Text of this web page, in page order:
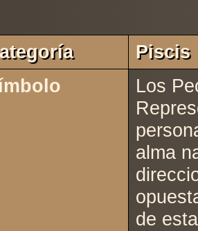
Piscis
Los
alma
de